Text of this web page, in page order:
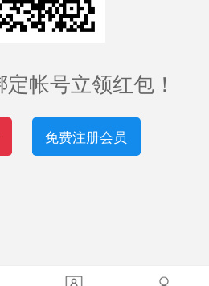
帐号立领红包！
免费注册会员